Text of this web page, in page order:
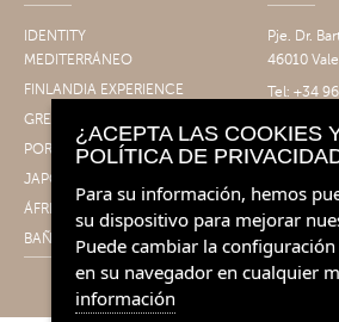
IDENTITY
MEDITERRÁNEO
FINLANDIA EXPERIENCE
GRECIA EXPERIENCE
PORTUGAL EXPERIENCE
JAPÓN EXPERIENCE
ÁFRICA EXPERIENCE
BAÑO&CUERPO
Pje. Dr.
46010
Tel: +34
¿ACEPTA LAS COOKIES
POLÍTICA DE
Para su información, hemos
su dispositivo para mejorar
Puede cambiar la
en su navegador en cualquier
información